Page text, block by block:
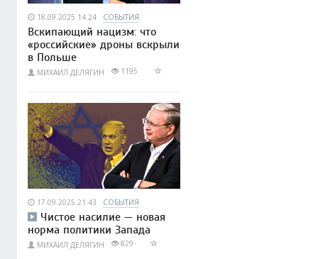
18.09.2025 14:24 СОБЫТИЯ
Вскипающий нацизм: что
«российские» дроны вскрыли
в Польше
МИХАИЛ ДЕЛЯГИН 1195
17.09.2025 21:43 СОБЫТИЯ
Чистое насилие — новая
норма политики Запада
МИХАИЛ ДЕЛЯГИН 829